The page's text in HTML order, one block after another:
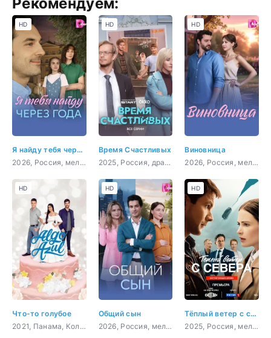
Я найду тебя через года
2026, Россия, мелодрама
HD
Время Счастливых
2025, Россия, драма, комедия
HD
Виновница
2026, Россия, мелодрама
HD
Что-то голубое
2021, Панама, Колумбия, комедия
HD
Общий сын
2026, Россия, мелодрама
HD
Тёплый ветер с севера
2025, Россия, мелодрама
HD